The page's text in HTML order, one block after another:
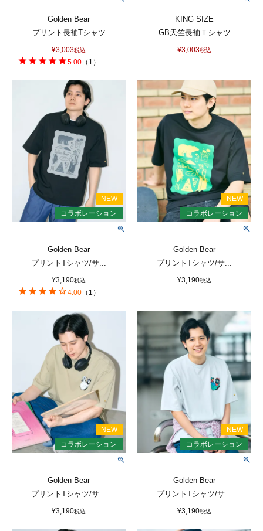
Golden Bear
プリント長袖Tシャツ
¥3,003税込
5.00 （ 1 ）
KING SIZE
GB天竺長袖Ｔシャツ
¥3,003税込
Golden Bear
プリントTシャツ/サ...
¥3,190税込
4.00 （ 1 ）
Golden Bear
プリントTシャツ/サ...
¥3,190税込
Golden Bear
プリントTシャツ/サ...
¥3,190税込
Golden Bear
プリントTシャツ/サ...
¥3,190税込